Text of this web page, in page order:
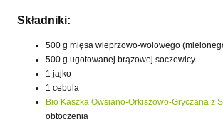
Składniki:
500 g mięsa wieprzowo-wołowego
500 g ugotowanej brązowej soczewicy
1 jajko
1 cebula
Bio Kaszka Owsiano-Orkiszowo-Gryczana z
obtoczenia